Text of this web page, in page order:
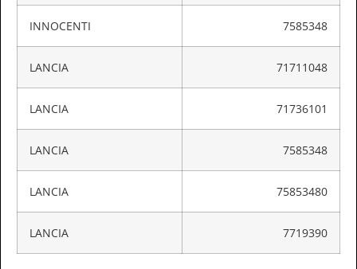
INNOCENTI 7585348
LANCIA 71711048
LANCIA 71736101
LANCIA 7585348
LANCIA 75853480
LANCIA 7719390